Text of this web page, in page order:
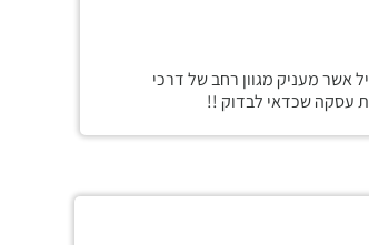
אשר מעניק מגוון רחב של דרכי
עסקה שכדאי לבדוק !!